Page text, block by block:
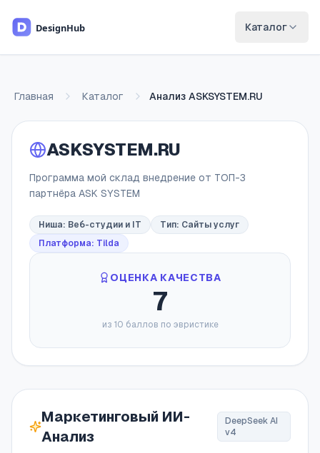
Каталог
Главная Каталог Анализ ASKSYSTEM.RU
ASKSYSTEM.RU
Программа мой склад внедрение от ТОП-3
партнёра ASK SYSTEM
Ниша: Веб-студии и IT Тип: Сайты услуг
Платформа: Tilda
ОЦЕНКА КАЧЕСТВА
7
из 10 баллов по эвристике
Маркетинговый ИИ-
Анализ
DeepSeek AI
v4